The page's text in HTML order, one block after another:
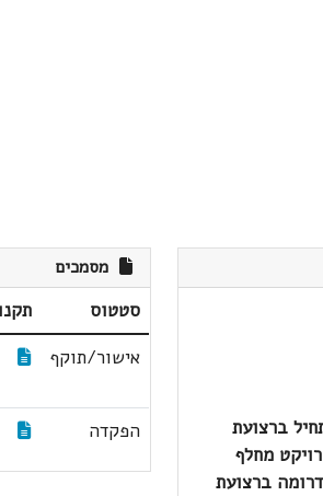
ברצועת
מחלף
ברצועת
מסמכים
סטטוס
אישור/תוקף
הפקדה